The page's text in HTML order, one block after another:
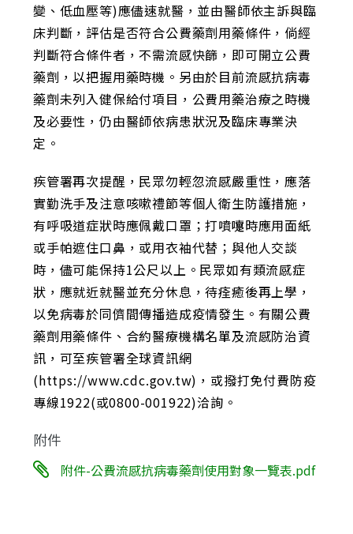
變、低血壓等)應儘速就醫，並由醫師依主訴與臨
床判斷，評估是否符合公費藥劑用藥條件，倘經
判斷符合條件者，不需流感快篩，即可開立公費
藥劑，以把握用藥時機。另由於目前流感抗病毒
藥劑未列入健保給付項目，公費用藥治療之時機
及必要性，仍由醫師依病患狀況及臨床專業決
定。
疾管署再次提醒，民眾勿輕忽流感嚴重性，應落
實勤洗手及注意咳嗽禮節等個人衛生防護措施，
有呼吸道症狀時應佩戴口罩；打噴嚏時應用面紙
或手帕遮住口鼻，或用衣袖代替；與他人交談
時，儘可能保持1公尺以上。民眾如有類流感症
狀，應就近就醫並充分休息，待痊癒後再上學，
以免病毒於同儕間傳播造成疫情發生。有關公費
藥劑用藥條件、合約醫療機構名單及流感防治資
訊，可至疾管署全球資訊網
(https://www.cdc.gov.tw)，或撥打免付費防疫
專線1922(或0800-001922)洽詢。
附件
附件-公費流感抗病毒藥劑使用對象一覽表.pdf